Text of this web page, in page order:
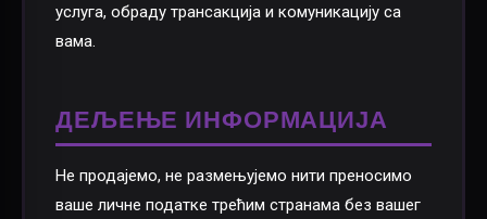
услуга, обраду трансакција и комуникацију са
вама.
ДЕЉЕЊЕ ИНФОРМАЦИЈА
Не продајемо, не размењујемо нити преносимо
ваше личне податке трећим странама без вашег